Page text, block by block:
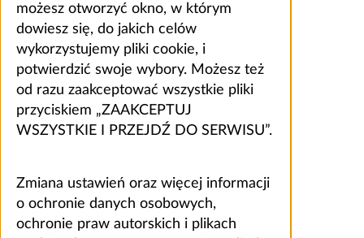
możesz otworzyć okno, w którym
dowiesz się, do jakich celów
wykorzystujemy pliki cookie, i
potwierdzić swoje wybory. Możesz też
od razu zaakceptować wszystkie pliki
przyciskiem „ZAAKCEPTUJ
WSZYSTKIE I PRZEJDŹ DO SERWISU”.
Zmiana ustawień oraz więcej informacji
o ochronie danych osobowych,
ochronie praw autorskich i plikach